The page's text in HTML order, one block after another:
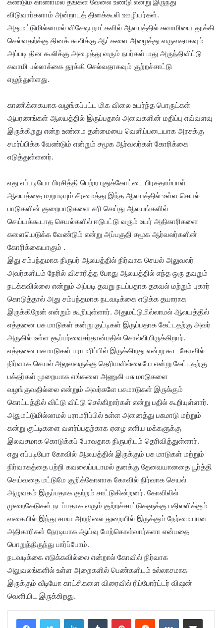
விடுவார்களாம் அன்றாடத் தினக்கூலி ஊழியர்கள்.
அதுமட்டுமில்லாமல் விசேஷ நாட்களில் ஆலயத்தில் சுவாமியை தூக்கி
செல்வதற்க்கு தினக் கூலிக்கு ஆட்களை அழைத்து வருவதாகவும்
அப்படி தின கூலிக்கு அழைத்து வரும் நபர்கள் மது அருந்திவிட்டு
சுவாமி பல்லாக்கை தூக்கி செல்வதாகவும் குற்றச்சாட்டு
எழுந்துள்ளது.
காணிக்கையாக வழங்கப்பட்ட மிக விலை உயர்ந்த பொருட்கள்
ஆபரணங்கள் ஆலயத்தில் இருப்பதால் அவைகளின் மதிப்பு எவ்வளவு
இருக்கிறது என்ற உண்மை தன்மையை வெளிப்படையாக அரசுக்கு
சமர்ப்பிக்க வேண்டும் என்றும் சமூக ஆர்வலர்கள் கோரிக்கை
எடுத்துள்ளனர்.
எது எப்படியோ பிரசித்தி பெற்ற புதுக்கோட்டை பிரகதாம்பாள்
ஆலயத்தை மறுபடியும் சீரமைத்து இந்த ஆலயத்தில் உள்ள செயல்
பாடுகளின் குறைபாடுகளை சரி செய்து ஆலயங்களில்
செய்யக்கூடாத செயல்களில் ஈடுபட்டு வரும் உயர் அதிகாரிகளை
களையெடுக்க வேண்டும் என்று அப்பகுதி சமூக ஆர்வலர்களின்
கோரிக்கையாகும் .
இது சம்பந்தமாக நிருபர் ஆலயத்தில் நிர்வாக செயல் அலுவலர்
அவர்களிடம் நேரில் விசாரித்த போது ஆலயத்தில் எந்த ஒரு தவறும்
நடக்கவில்லை என்றும் அப்படி தவறு நடப்பதாக தகவல் மற்றும் புகார்
கொடுத்தால் அது சம்பந்தமாக நடவடிக்கை எடுக்க தயாராக
இருக்கிறேன் என்றும் கூறியுள்ளார். அதுமட்டுமில்லாமல் ஆலயத்தில்
எத்தனை பசு மாடுகள் கன்று குட்டிகள் இருப்பதாக கேட்டதற்கு அவர்
அருகில் உள்ள சூப்பர்வைசர்தான்பதில் சொல்லியிருக்கிறார்.
எத்தனை பசுமாடுகள் பராமரிப்பில் இருக்கிறது என்று கூட கோவில்
நிர்வாக செயல் அலுவலருக்கு தெரியவில்லையே என்று கேட்டதற்கு
பக்தர்கள் முறையாக எங்களை அணுகி பசு மாடுகளை
வழங்குவதில்லை என்றும் அவர்களே பசுமாடுகள் இருக்கும்
கொட்டத்தில் விட்டு விட்டு செல்கிறார்கள் என்று பதில் கூறியுள்ளார்.
அதுமட்டுமில்லாமல் பராமரிப்பில் உள்ள அனைத்து பசுமாடு மற்றும்
கன்று குட்டிகளை வளர்ப்பதற்காக ஏழை எளிய மக்களுக்கு
இலவசமாக கொடுக்கப் போவதாக நிருபரிடம் தெரிவித்துள்ளார்.
எது எப்படியோ கோவில் ஆலயத்தில் இருக்கும் பசு மாடுகள் மற்றும்
நிர்வாகத்தை பற்றி கவலைப்படாமல் தனக்கு தேவையானதை பூர்த்தி
செய்வதை மட்டுமே குறிக்கோளாக கோவில் நிர்வாக செயல்
அழுவகம் இருப்பதாக குற்றம் சாட்டுகின்றனர். கோவிலில்
முறைகேடுகள் நடப்பதாக வரும் குற்றச்சாட்டுகளுக்கு பதிலளிக்கும்
வகையில் இந்து சமய அறநிலை துறையில் இருக்கும் நேர்மையான
அதிகாரிகள் நேரடியாக ஆய்வு மேற்கொள்வார்களா என்பதை
பொறுத்திருந்து பார்ப்போம்.
நடவடிக்கை எடுக்கவில்லை என்றால் கோவில் நிர்வாக
அலுவலங்களில் உள்ள அறைகளில் பெண்களிடம் உல்லாசமாக
இருக்கும் வீடியோ காட்சிகளை விரைவில் ரிப்போர்ட்டர் விஷன்
வெளியிட இருக்கிறது.
LinkedInTumblr PinterestReddit VKontakteShare via Email